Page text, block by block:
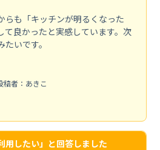
らも「キッチンが明るくなった
て良かったと実感しています。次
いです。
稿者：あきこ
用したい」と回答しました